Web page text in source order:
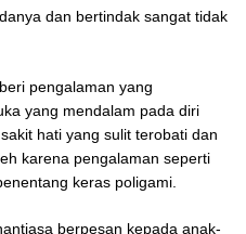
dan bertindak sangat tidak
pengalaman yang
yang mendalam pada diri
hati yang sulit terobati dan
karena pengalaman seperti
keras poligami.
berpesan kepada anak-